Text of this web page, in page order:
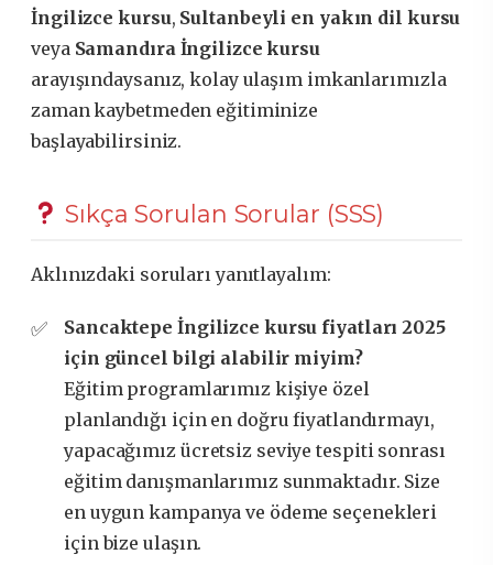
İngilizce kursu, Sultanbeyli en yakın dil kursu
veya Samandıra İngilizce kursu
arayışındaysanız, kolay ulaşım imkanlarımızla
zaman kaybetmeden eğitiminize
başlayabilirsiniz.
Sıkça Sorulan Sorular (SSS)
Aklınızdaki soruları yanıtlayalım:
Sancaktepe İngilizce kursu fiyatları 2025
için güncel bilgi alabilir miyim?
Eğitim programlarımız kişiye özel
planlandığı için en doğru fiyatlandırmayı,
yapacağımız ücretsiz seviye tespiti sonrası
eğitim danışmanlarımız sunmaktadır. Size
en uygun kampanya ve ödeme seçenekleri
için bize ulaşın.